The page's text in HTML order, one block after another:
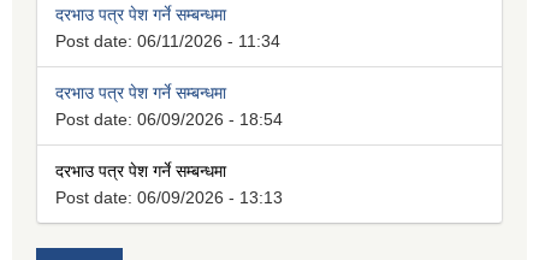
दरभाउ पत्र पेश गर्ने सम्बन्धमा
Post date: 06/11/2026 - 11:34
दरभाउ पत्र पेश गर्ने सम्बन्धमा
Post date: 06/09/2026 - 18:54
दरभाउ पत्र पेश गर्ने सम्बन्धमा
Post date: 06/09/2026 - 13:13